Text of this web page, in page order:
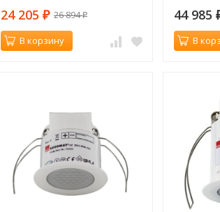
24 205 ₽ 26 894₽
В корзину
44 985
В